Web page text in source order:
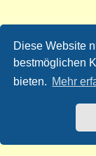
Diese Website
bestmöglichen
bieten. Mehr